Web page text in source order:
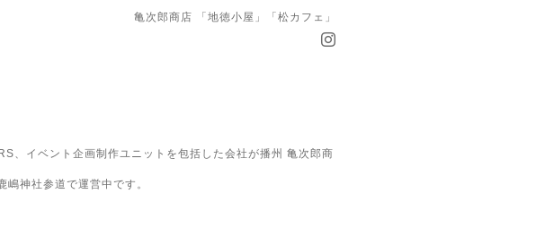
亀次郎商店 「地徳小屋」「松カフェ」
、イベント企画制作ユニットを包括した会社が播州 亀次郎商
神社参道で運営中です。